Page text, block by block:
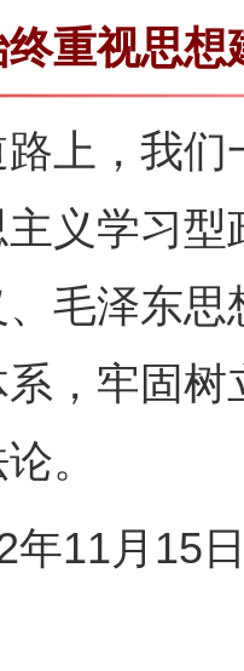
视思想
，我们
义学习
毛泽东
，牢固
。
月15日